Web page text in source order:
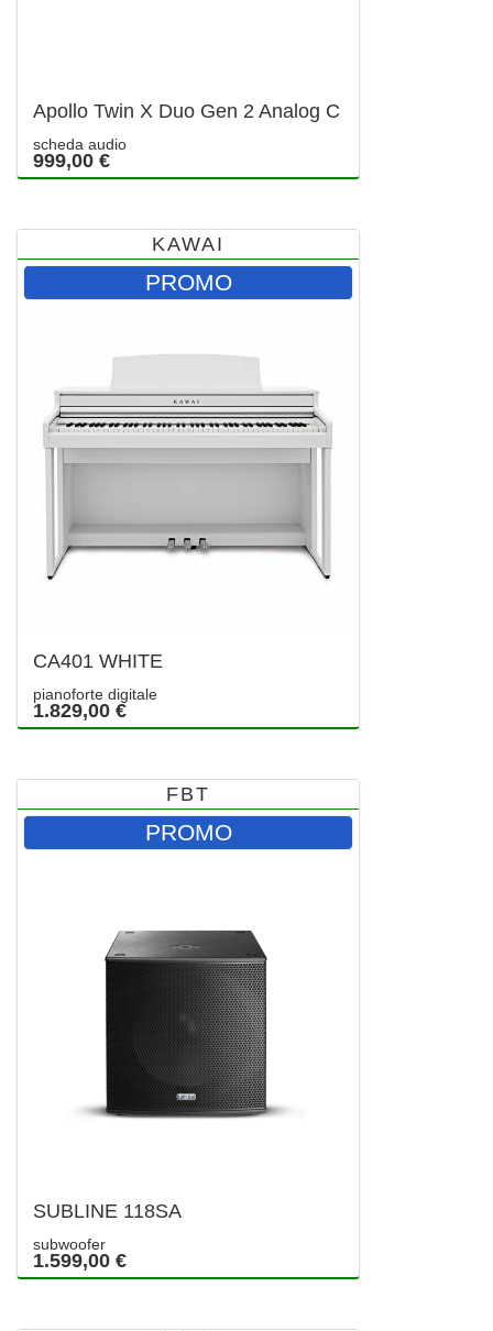
Apollo Twin X Duo Gen 2 Analog C
scheda audio
999,00 €
KAWAI
PROMO
CA401 WHITE
pianoforte digitale
1.829,00 €
FBT
PROMO
SUBLINE 118SA
subwoofer
1.599,00 €